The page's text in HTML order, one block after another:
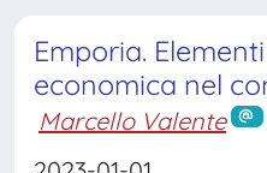
Emporia.
economica nel
Marcello Valente